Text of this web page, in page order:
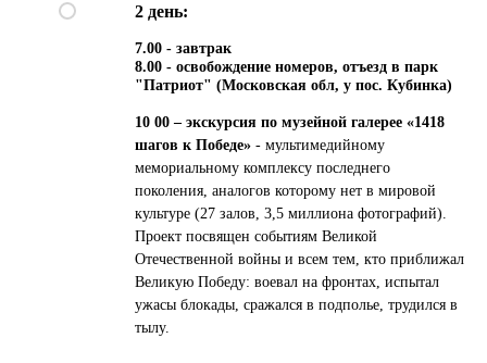
2 день:
7.00 - завтрак
8.00 - освобождение номеров, отъезд в парк
"Патриот" (Московская обл, у пос. Кубинка)
10 00 – экскурсия по музейной галерее «1418
шагов к Победе» - мультимедийному
мемориальному комплексу последнего
поколения, аналогов которому нет в мировой
культуре (27 залов, 3,5 миллиона фотографий).
Проект посвящен событиям Великой
Отечественной войны и всем тем, кто приближал
Великую Победу: воевал на фронтах, испытал
ужасы блокады, сражался в подполье, трудился в
тылу.
Контакты
Прием в г. Бор
Школьные туры
Отправление
Оплата и доставка